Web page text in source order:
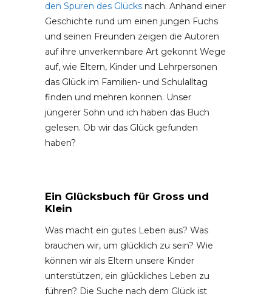
den Spuren des Glücks nach. Anhand einer
Geschichte rund um einen jungen Fuchs
und seinen Freunden zeigen die Autoren
auf ihre unverkennbare Art gekonnt Wege
auf, wie Eltern, Kinder und Lehrpersonen
das Glück im Familien- und Schulalltag
finden und mehren können. Unser
jüngerer Sohn und ich haben das Buch
gelesen. Ob wir das Glück gefunden
haben?
Ein Glücksbuch für Gross und
Klein
Was macht ein gutes Leben aus? Was
brauchen wir, um glücklich zu sein? Wie
können wir als Eltern unsere Kinder
unterstützen, ein glückliches Leben zu
führen? Die Suche nach dem Glück ist